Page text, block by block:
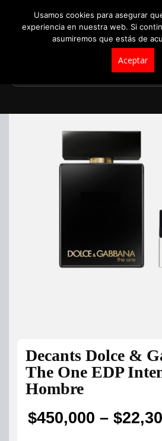
Decants Dolce &
The One EDP
Hombre
$
–
$450,000
Price
Usamos cookies para asegurar
experiencia en nuestra web. Si
asumiremos que estás de
Aceptar